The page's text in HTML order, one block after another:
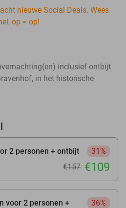
nieuwe Social Deals. Wees
op = op!
inclusief ontbijt
in het historische
2 personen + ontbijt
31%
€157 €109
voor 2 personen +
36%